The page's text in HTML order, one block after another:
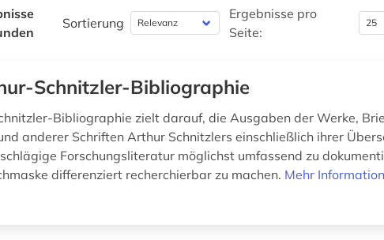
Sortierung
Ergebnisse pro
Seite:
Schnitzler-Bibliographie
Bibliographie zielt darauf, die Ausgaben der Werke,
anderer Schriften Arthur Schnitzlers einschließlich ihrer
Forschungsliteratur möglichst umfassend zu
differenziert recherchierbar zu machen. Mehr